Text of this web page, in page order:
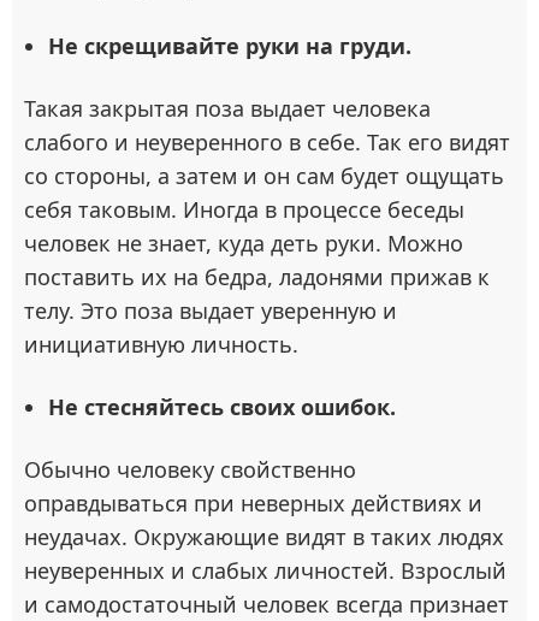
Не скрещивайте руки на груди.
Такая закрытая поза выдает человека
слабого и неуверенного в себе. Так его видят
со стороны, а затем и он сам будет ощущать
себя таковым. Иногда в процессе беседы
человек не знает, куда деть руки. Можно
поставить их на бедра, ладонями прижав к
телу. Это поза выдает уверенную и
инициативную личность.
Не стесняйтесь своих ошибок.
Обычно человеку свойственно
оправдываться при неверных действиях и
неудачах. Окружающие видят в таких людях
неуверенных и слабых личностей. Взрослый
и самодостаточный человек всегда признает